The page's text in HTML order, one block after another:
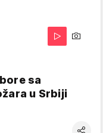
sa
u Srbiji